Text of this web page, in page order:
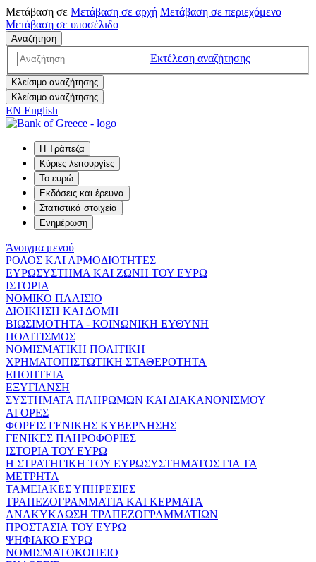
Μετάβαση σε Μετάβαση σε αρχή Μετάβαση σε περιεχόμενο
Μετάβαση σε υποσέλιδο
Αναζήτηση
Εκτέλεση αναζήτησης
Κλείσιμο αναζήτησης
Κλείσιμο αναζήτησης
EN English
Η Τράπεζα
Κύριες λειτουργίες
Το ευρώ
Εκδόσεις και έρευνα
Στατιστικά στοιχεία
Ενημέρωση
Άνοιγμα μενού
ΡΟΛΟΣ ΚΑΙ ΑΡΜΟΔΙΟΤΗΤΕΣ
ΕΥΡΩΣΥΣΤΗΜΑ ΚΑΙ ΖΩΝΗ ΤΟΥ ΕΥΡΩ
ΙΣΤΟΡΙΑ
ΝΟΜΙΚΟ ΠΛΑΙΣΙΟ
ΔΙΟΙΚΗΣΗ ΚΑΙ ΔΟΜΗ
ΒΙΩΣΙΜΟΤΗΤΑ - ΚΟΙΝΩΝΙΚΗ ΕΥΘΥΝΗ
ΠΟΛΙΤΙΣΜΟΣ
ΝΟΜΙΣΜΑΤΙΚΗ ΠΟΛΙΤΙΚΗ
ΧΡΗΜΑΤΟΠΙΣΤΩΤΙΚΗ ΣΤΑΘΕΡΟΤΗΤΑ
ΕΠΟΠΤΕΙΑ
ΕΞΥΓΙΑΝΣΗ
ΣΥΣΤΗΜΑΤΑ ΠΛΗΡΩΜΩΝ ΚΑΙ ΔΙΑΚΑΝΟΝΙΣΜΟΥ
ΑΓΟΡΕΣ
ΦΟΡΕΙΣ ΓΕΝΙΚΗΣ ΚΥΒΕΡΝΗΣΗΣ
ΓΕΝΙΚΕΣ ΠΛΗΡΟΦΟΡΙΕΣ
ΙΣΤΟΡΙΑ ΤΟΥ ΕΥΡΩ
Η ΣΤΡΑΤΗΓΙΚΗ ΤΟΥ ΕΥΡΩΣΥΣΤΗΜΑΤΟΣ ΓΙΑ ΤΑ
ΜΕΤΡΗΤΑ
ΤΑΜΕΙΑΚΕΣ ΥΠΗΡΕΣΙΕΣ
ΤΡΑΠΕΖΟΓΡΑΜΜΑΤΙΑ ΚΑΙ ΚΕΡΜΑΤΑ
ΑΝΑΚΥΚΛΩΣΗ ΤΡΑΠΕΖΟΓΡΑΜΜΑΤΙΩΝ
ΠΡΟΣΤΑΣΙΑ ΤΟΥ ΕΥΡΩ
ΨΗΦΙΑΚΟ ΕΥΡΩ
ΝΟΜΙΣΜΑΤΟΚΟΠΕΙΟ